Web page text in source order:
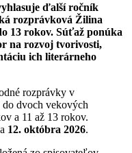
ďalší ročník
rozprávková Žilina
13 rokov. Súťaž ponúka
na rozvoj tvorivosti,
ich literárneho
rozprávky v
dvoch vekových
a 11 až 13 rokov.
12. októbra 2026.